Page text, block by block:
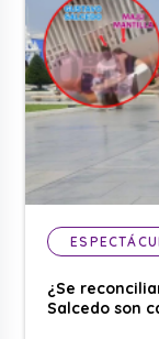
¿Se
Salcedo son